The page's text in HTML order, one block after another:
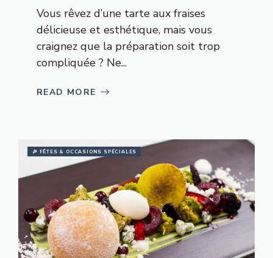
Vous rêvez d’une tarte aux fraises
délicieuse et esthétique, mais vous
craignez que la préparation soit trop
compliquée ? Ne...
READ MORE
🎉 FÊTES & OCCASIONS SPÉCIALES